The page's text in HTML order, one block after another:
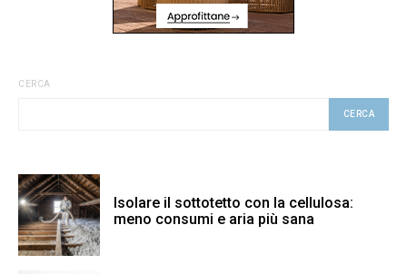
CERCA
CERCA
Isolare il sottotetto con la cellulosa:
meno consumi e aria più sana